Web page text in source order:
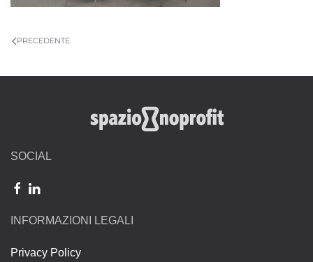
PRECEDENTE
SOCIAL
INFORMAZIONI LEGALI
Privacy Policy